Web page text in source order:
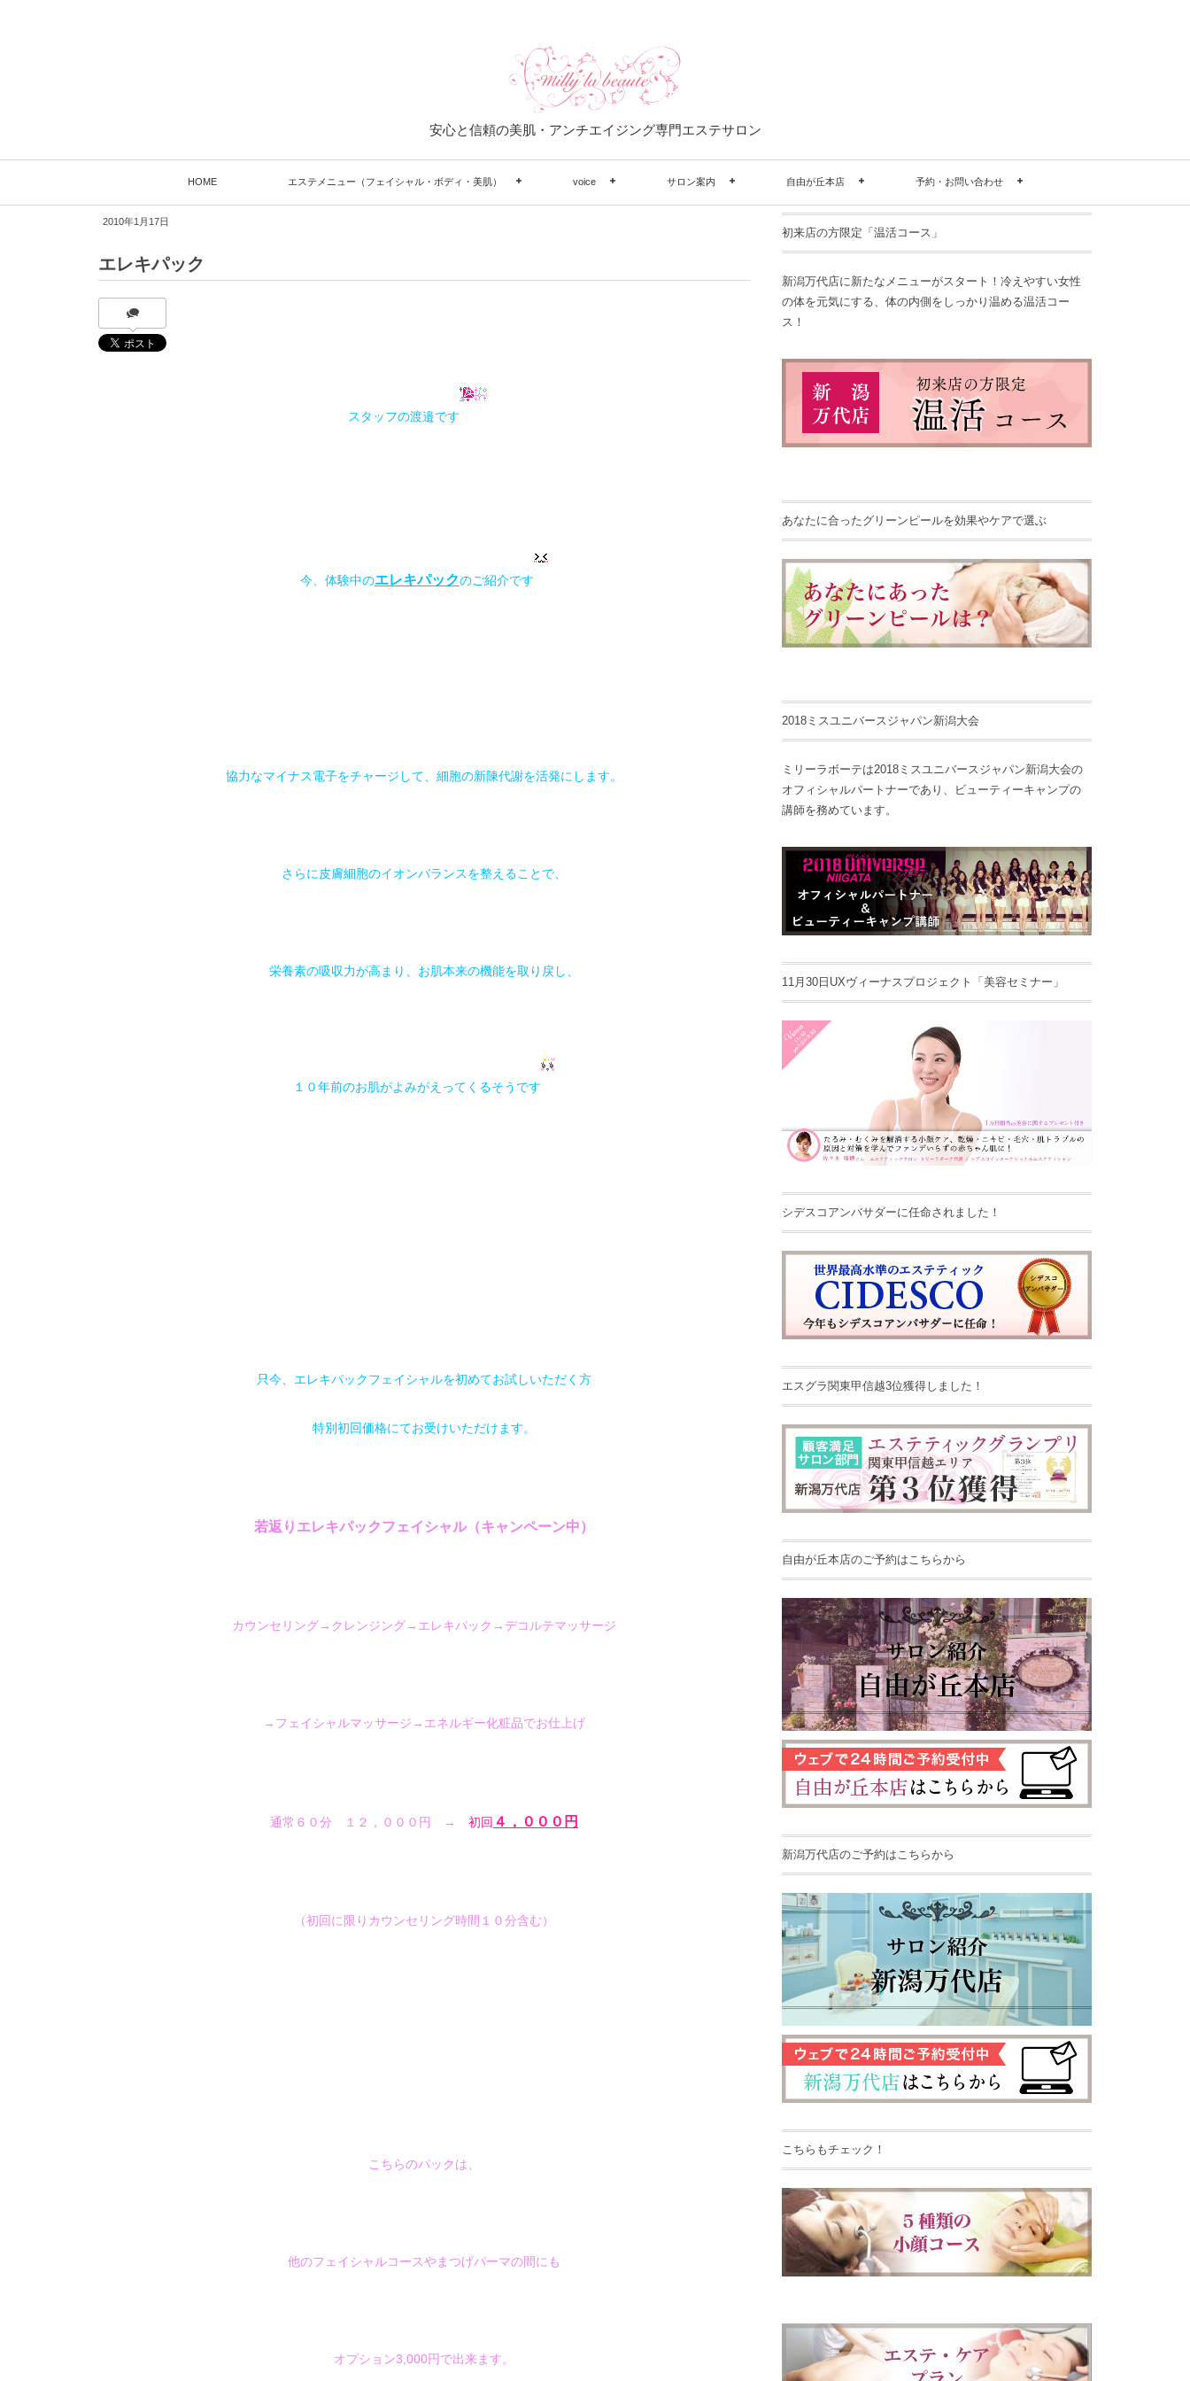
安心と信頼の美肌・アンチエイジング専門エステサロン
HOME エステメニュー（フェイシャル・ボディ・美肌） voice サロン案内 自由が丘本店 予約・お問い合わせ
2010年1月17日
エレキパック
スタッフの渡邉です
今、体験中のエレキパックのご紹介です
協力なマイナス電子をチャージして、細胞の新陳代謝を活発にします。
さらに皮膚細胞のイオンバランスを整えることで、
栄養素の吸収力が高まり、お肌本来の機能を取り戻し、
１０年前のお肌がよみがえってくるそうです
只今、エレキパックフェイシャルを初めてお試しいただく方
特別初回価格にてお受けいただけます。
若返りエレキパックフェイシャル（キャンペーン中）
カウンセリング→クレンジング→エレキパック→デコルテマッサージ
→フェイシャルマッサージ→エネルギー化粧品でお仕上げ
通常６０分 １２，０００円 → 初回 ４，０００円
（初回に限りカウンセリング時間１０分含む）
こちらのパックは、
他のフェイシャルコースやまつげパーマの間にも
オプション3,000円で出来ます。
初来店の方限定「温活コース」
新潟万代店に新たなメニューがスタート！冷えやすい女性
の体を元気にする、体の内側をしっかり温める温活コー
ス！
あなたに合ったグリーンピールを効果やケアで選ぶ
2018ミスユニバースジャパン新潟大会
ミリーラボーテは2018ミスユニバースジャパン新潟大会の
オフィシャルパートナーであり、ビューティーキャンプの
講師を務めています。
11月30日UXヴィーナスプロジェクト「美容セミナー」
シデスコアンバサダーに任命されました！
エスグラ関東甲信越3位獲得しました！
自由が丘本店のご予約はこちらから
新潟万代店のご予約はこちらから
こちらもチェック！